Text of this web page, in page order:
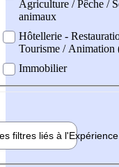
Agriculture / Pêche /
animaux
Hôtellerie -
Tourisme / Animation
Immobilier
filtres liés à l'Expérience